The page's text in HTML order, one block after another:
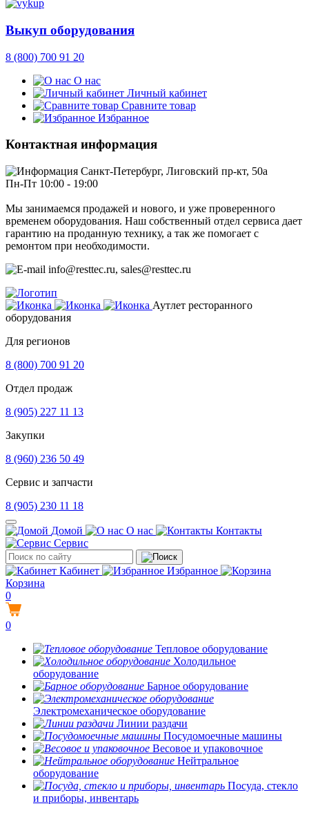
Выкуп оборудования
8 (800) 700 91 20
О нас
Личный кабинет
Сравните товар
Избранное
Контактная информация
Санкт-Петербург, Лиговский пр-кт, 50а
Пн-Пт 10:00 - 19:00
Мы занимаемся продажей и нового, и уже проверенного
временем оборудования. Наш собственный отдел сервиса дает
гарантию на проданную технику, а так же помогает с
ремонтом при необходимости.
info@resttec.ru, sales@resttec.ru
Аутлет ресторанного
оборудования
Для регионов
8 (800) 700 91 20
Отдел продаж
8 (905) 227 11 13
Закупки
8 (960) 236 50 49
Сервис и запчасти
8 (905) 230 11 18
Домой О нас
Контакты
Сервис
Кабинет
Избранное
Корзина
0
0
Тепловое оборудование
Холодильное
оборудование
Барное оборудование
Электромеханическое оборудование
Линии раздачи
Посудомоечные машины
Весовое и упаковочное
Нейтральное
оборудование
Посуда, стекло
и приборы, инвентарь